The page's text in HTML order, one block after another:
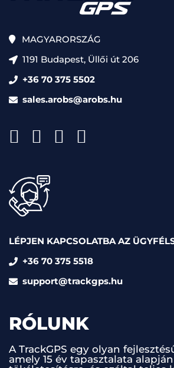
MAGYARORSZÁG
1191 Budapest, Üllői út 206
+36 70 375 5502
sales.arobs@arobs.hu
LÉPJEN KAPCSOLATBA AZ
+36 70 375 5518
support@trackgps.hu
RÓLUNK
A TrackGPS egy olyan
amely 15 év tapasztalata